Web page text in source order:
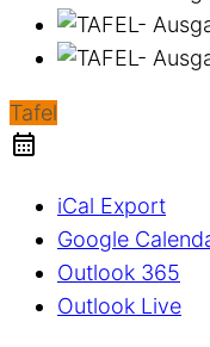
Tafel
iCal Export
Google
Outlook 365
Outlook Live